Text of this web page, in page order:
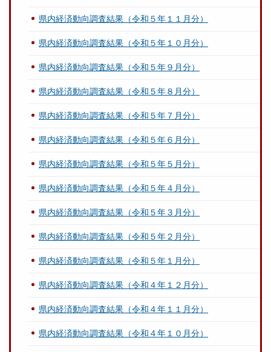
県内経済動向調査結果（令和５年１１月分）
県内経済動向調査結果（令和５年１０月分）
県内経済動向調査結果（令和５年９月分）
県内経済動向調査結果（令和５年８月分）
県内経済動向調査結果（令和５年７月分）
県内経済動向調査結果（令和５年６月分）
県内経済動向調査結果（令和５年５月分）
県内経済動向調査結果（令和５年４月分）
県内経済動向調査結果（令和５年３月分）
県内経済動向調査結果（令和５年２月分）
県内経済動向調査結果（令和５年１月分）
県内経済動向調査結果（令和４年１２月分）
県内経済動向調査結果（令和４年１１月分）
県内経済動向調査結果（令和４年１０月分）